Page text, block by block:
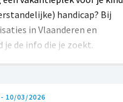
handicap? Bij
in Vlaanderen en
je de info die je zoekt.
10/03/2026